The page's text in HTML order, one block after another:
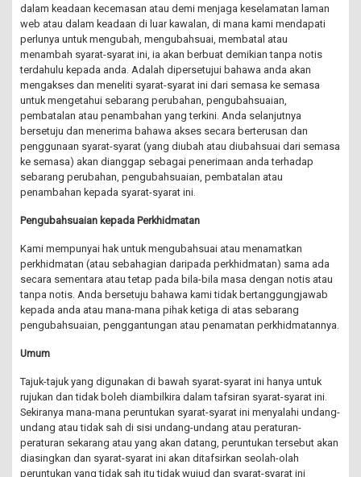
dalam keadaan kecemasan atau demi menjaga keselamatan laman
web atau dalam keadaan di luar kawalan, di mana kami mendapati
perlunya untuk mengubah, mengubahsuai, membatal atau
menambah syarat-syarat ini, ia akan berbuat demikian tanpa notis
terdahulu kepada anda. Adalah dipersetujui bahawa anda akan
mengakses dan meneliti syarat-syarat ini dari semasa ke semasa
untuk mengetahui sebarang perubahan, pengubahsuaian,
pembatalan atau penambahan yang terkini. Anda selanjutnya
bersetuju dan menerima bahawa akses secara berterusan dan
penggunaan syarat-syarat (yang diubah atau diubahsuai dari semasa
ke semasa) akan dianggap sebagai penerimaan anda terhadap
sebarang perubahan, pengubahsuaian, pembatalan atau
penambahan kepada syarat-syarat ini.
Pengubahsuaian kepada Perkhidmatan
Kami mempunyai hak untuk mengubahsuai atau menamatkan
perkhidmatan (atau sebahagian daripada perkhidmatan) sama ada
secara sementara atau tetap pada bila-bila masa dengan notis atau
tanpa notis. Anda bersetuju bahawa kami tidak bertanggungjawab
kepada anda atau mana-mana pihak ketiga di atas sebarang
pengubahsuaian, penggantungan atau penamatan perkhidmatannya.
Umum
Tajuk-tajuk yang digunakan di bawah syarat-syarat ini hanya untuk
rujukan dan tidak boleh diambilkira dalam tafsiran syarat-syarat ini.
Sekiranya mana-mana peruntukan syarat-syarat ini menyalahi undang-
undang atau tidak sah di sisi undang-undang atau peraturan-
peraturan sekarang atau yang akan datang, peruntukan tersebut akan
diasingkan dan syarat-syarat ini akan ditafsirkan seolah-olah
peruntukan yang tidak sah itu tidak wujud dan syarat-syarat ini